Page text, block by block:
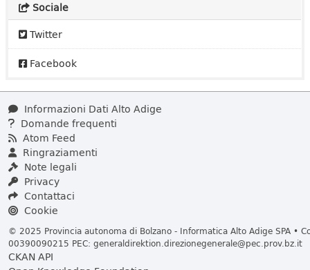
Sociale
Twitter
Facebook
Informazioni Dati Alto Adige
Domande frequenti
Atom Feed
Ringraziamenti
Note legali
Privacy
Contattaci
Cookie
© 2025 Provincia autonoma di Bolzano - Informatica Alto Adige SPA •
00390090215 PEC: generaldirektion.direzionegenerale@pec.prov.bz.it
CKAN API